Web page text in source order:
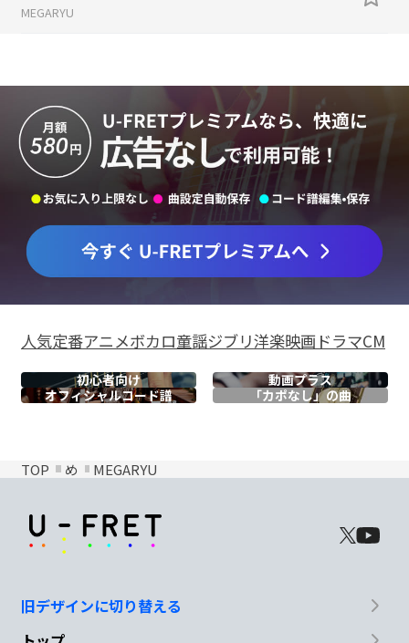
MEGARYU
人気定番アニメボカロ童謡ジブリ洋楽映画ドラマCM
初心者向け
動画プラス
オフィシャルコード譜 「カポなし」の曲
TOP め MEGARYU
旧デザインに切り替える